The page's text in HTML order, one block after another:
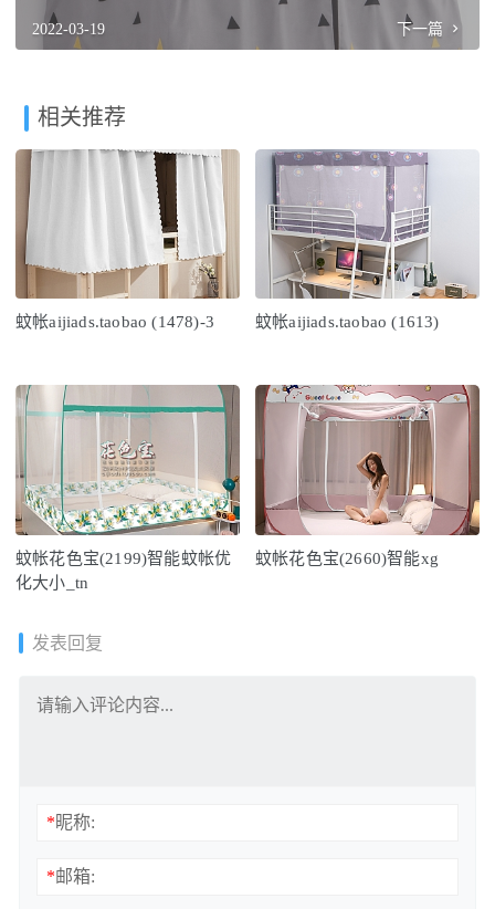
2022-03-19 下一篇
相关推荐
蚊帐aijiads.taobao (1478)-3 蚊帐aijiads.taobao (1613)
蚊帐花色宝(2199)智能蚊帐优
化大小_tn
蚊帐花色宝(2660)智能xg
发表回复
*昵称:
*邮箱: